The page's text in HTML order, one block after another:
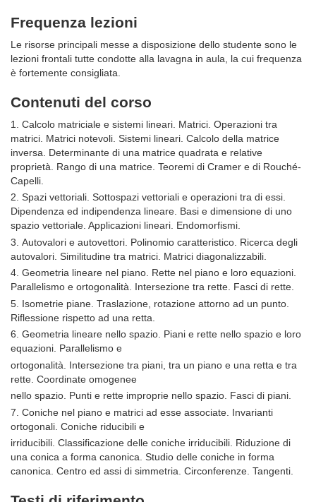
Frequenza lezioni
Le risorse principali messe a disposizione dello studente sono le
lezioni frontali tutte condotte alla lavagna in aula, la cui frequenza
è fortemente consigliata.
Contenuti del corso
1. Calcolo matriciale e sistemi lineari. Matrici. Operazioni tra
matrici. Matrici notevoli. Sistemi lineari. Calcolo della matrice
inversa. Determinante di una matrice quadrata e relative
proprietà. Rango di una matrice. Teoremi di Cramer e di Rouché-
Capelli.
2. Spazi vettoriali. Sottospazi vettoriali e operazioni tra di essi.
Dipendenza ed indipendenza lineare. Basi e dimensione di uno
spazio vettoriale. Applicazioni lineari. Endomorfismi.
3. Autovalori e autovettori. Polinomio caratteristico. Ricerca degli
autovalori. Similitudine tra matrici. Matrici diagonalizzabili.
4. Geometria lineare nel piano. Rette nel piano e loro equazioni.
Parallelismo e ortogonalità. Intersezione tra rette. Fasci di rette.
5. Isometrie piane. Traslazione, rotazione attorno ad un punto.
Riflessione rispetto ad una retta.
6. Geometria lineare nello spazio. Piani e rette nello spazio e loro
equazioni. Parallelismo e
ortogonalità. Intersezione tra piani, tra un piano e una retta e tra
rette. Coordinate omogenee
nello spazio. Punti e rette improprie nello spazio. Fasci di piani.
7. Coniche nel piano e matrici ad esse associate. Invarianti
ortogonali. Coniche riducibili e
irriducibili. Classificazione delle coniche irriducibili. Riduzione di
una conica a forma canonica. Studio delle coniche in forma
canonica. Centro ed assi di simmetria. Circonferenze. Tangenti.